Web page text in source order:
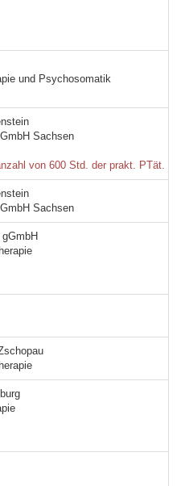
und Psychosomatik
Sachsen
von 600 Std. der prakt. PTät.
Sachsen